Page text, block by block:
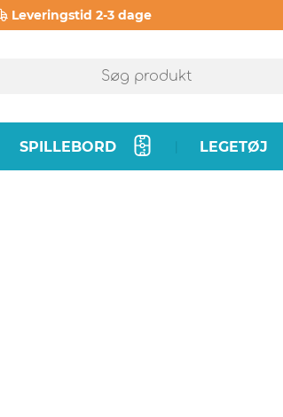
Leveringstid 2-3 dage
SPILLEBORD LEGETØJ